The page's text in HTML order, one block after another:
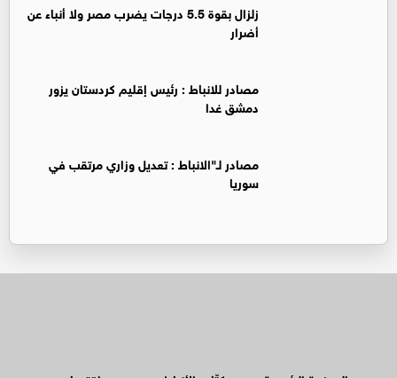
زلزال بقوة 5.5 درجات يضرب مصر ولا أنباء عن
أضرار
‏مصادر للانباط : رئيس إقليم كردستان يزور
دمشق غدا
‏مصادر لـ"الانباط : تعديل وزاري مرتقب في
سوريا